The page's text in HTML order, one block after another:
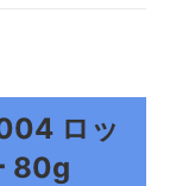
ロッ
80g